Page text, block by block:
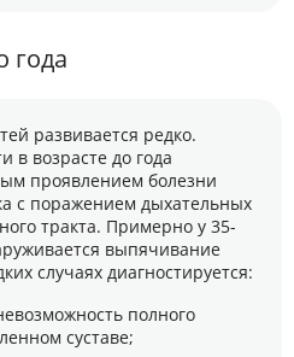
года
развивается редко.
в возрасте до года
проявлением болезни
с поражением дыхательных
тракта. Примерно у 35-
выпячивание
случаях диагностируется:
полного
суставе;